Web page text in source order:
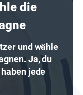
die
und wähle
Ja, du
jede